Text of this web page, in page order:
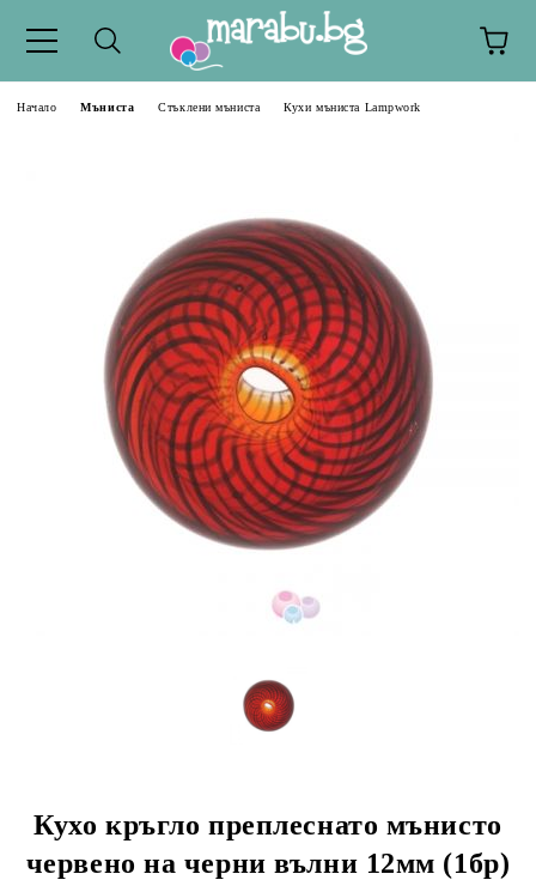
Начало Мъниста Стъклени мъниста Кухи мъниста Lampwork
Кухо кръгло преплеснато мънисто
червено на черни вълни 12мм (1бр)